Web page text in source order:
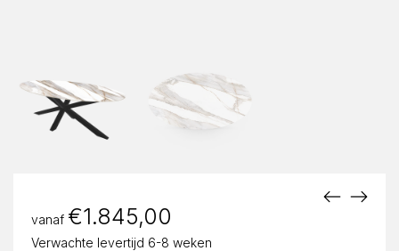
vanaf €1.845,00
Verwachte levertijd 6-8 weken